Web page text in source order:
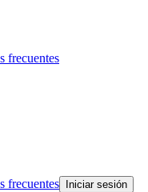
frecuentes
frecuentes Iniciar sesión